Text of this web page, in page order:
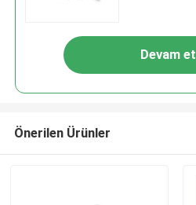
Devam et
Önerilen Ürünler